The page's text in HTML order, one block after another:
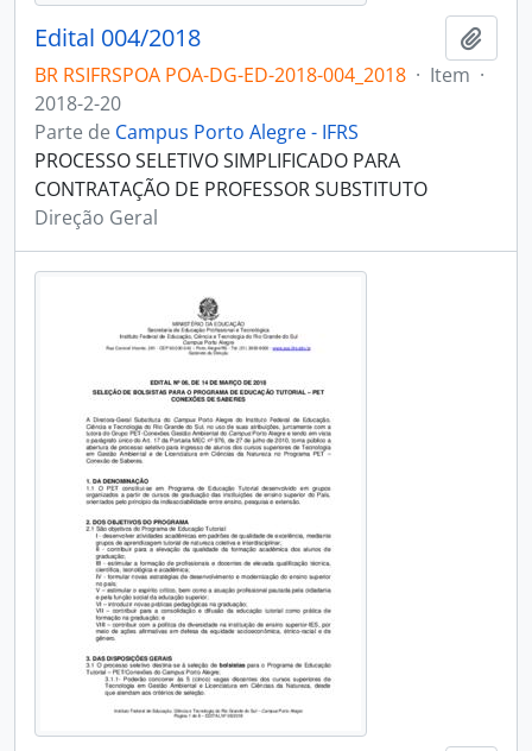
Edital 004/2018
BR RSIFRSPOA POA-DG-ED-2018-004_2018 · Item ·
2018-2-20
Parte de Campus Porto Alegre - IFRS
PROCESSO SELETIVO SIMPLIFICADO PARA
CONTRATAÇÃO DE PROFESSOR SUBSTITUTO
Direção Geral